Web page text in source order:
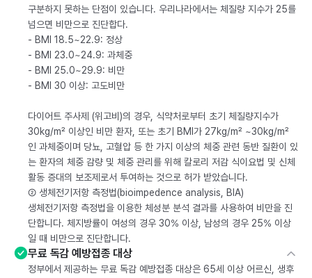
구분하지 못하는 단점이 있습니다. 우리나라에서는 체질량 지수가 25를
넘으면 비만으로 진단합다.
- BMI 18.5~22.9: 정상
- BMI 23.0~24.9: 과체중
- BMI 25.0~29.9: 비만
- BMI 30 이상: 고도비만
다이어트 주사제 (위고비)의 경우, 식약처로부터 초기 체질량지수가
30kg/m² 이상인 비만 환자, 또는 초기 BMI가 27kg/m² ~30kg/m²
인 과체중이며 당뇨, 고혈압 등 한 가지 이상의 체중 관련 동반 질환이 있
는 환자의 체중 감량 및 체중 관리를 위해 칼로리 저감 식이요법 및 신체
활동 증대의 보조제로서 투여하는 것으로 허가 받았습니다.
② 생체전기저항 측정법(bioimpedence analysis, BIA)
생체전기저항 측정법을 이용한 체성분 분석 결과를 사용하여 비만을 진
단합니다. 체지방률이 여성의 경우 30% 이상, 남성의 경우 25% 이상
일 때 비만으로 진단합니다.
무료 독감 예방접종 대상
정부에서 제공하는 무료 독감 예방접종 대상은 65세 이상 어르신, 생후